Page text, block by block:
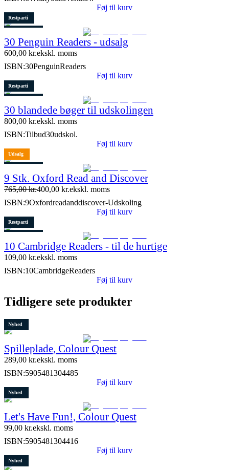
Føj til kurv
Restparti
30 Penguin Readers - udsalg
600,00 kr.ekskl. moms
ISBN:30PenguinReaders
Føj til kurv
Restparti
30 blandede bøger til udskolingen
800,00 kr.ekskl. moms
ISBN:Tilbud30udskol.
Føj til kurv
Udsalg
9 Stk. Oxford Read and Discover
765,00kr.400,00 kr.ekskl. moms
ISBN:9Oxfordreadanddiscover-Udskoling
Føj til kurv
Restparti
Lydfil
10 Cambridge Readers - til de hurtige
109,00 kr.ekskl. moms
ISBN:10CambridgeReaders
Føj til kurv
Tidligere sete produkter
Nyhed
Spilleplade, Colour Quest
289,00 kr.ekskl. moms
ISBN:5905481304485
Føj til kurv
Nyhed
Let's Have Fun!, Colour Quest
99,00 kr.ekskl. moms
ISBN:5905481304416
Føj til kurv
Nyhed